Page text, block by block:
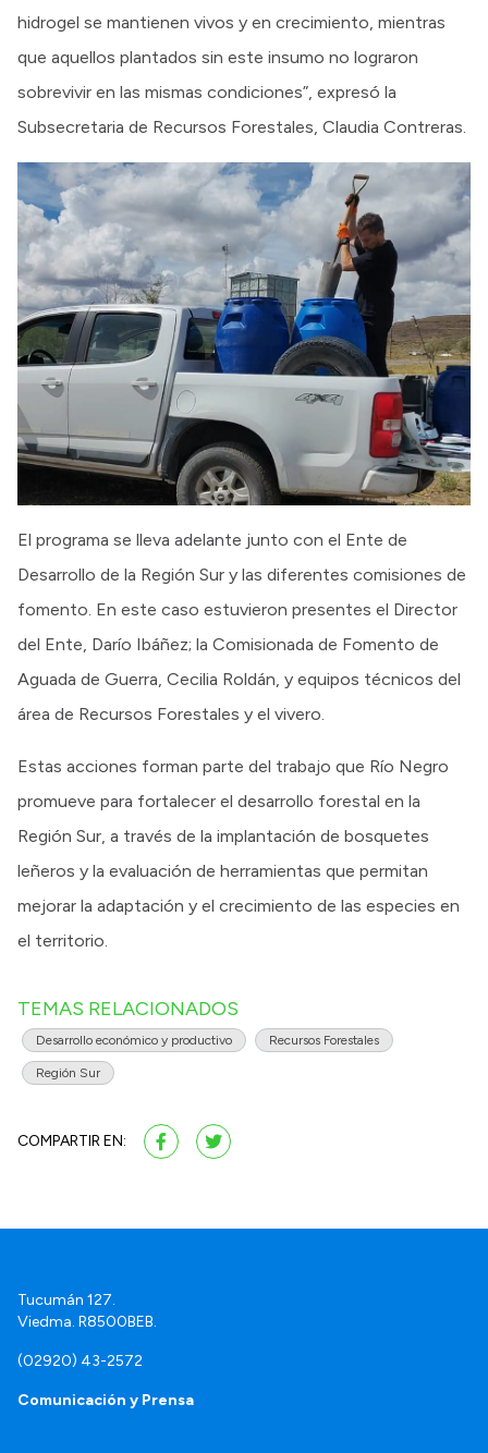
hidrogel se mantienen vivos y en crecimiento, mientras
que aquellos plantados sin este insumo no lograron
sobrevivir en las mismas condiciones”, expresó la
Subsecretaria de Recursos Forestales, Claudia Contreras.
El programa se lleva adelante junto con el Ente de
Desarrollo de la Región Sur y las diferentes comisiones de
fomento. En este caso estuvieron presentes el Director
del Ente, Darío Ibáñez; la Comisionada de Fomento de
Aguada de Guerra, Cecilia Roldán, y equipos técnicos del
área de Recursos Forestales y el vivero.
Estas acciones forman parte del trabajo que Río Negro
promueve para fortalecer el desarrollo forestal en la
Región Sur, a través de la implantación de bosquetes
leñeros y la evaluación de herramientas que permitan
mejorar la adaptación y el crecimiento de las especies en
el territorio.
TEMAS RELACIONADOS
Desarrollo económico y productivo Recursos Forestales
Región Sur
COMPARTIR EN:
Tucumán 127.
Viedma. R8500BEB.
(02920) 43-2572
Comunicación y Prensa